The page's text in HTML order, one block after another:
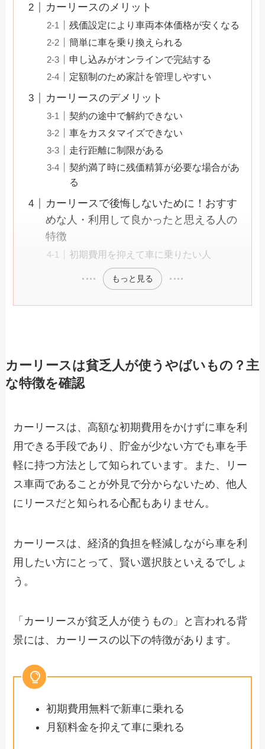
カーリースのメリット
残価設定により車両本体価格が安くなる
簡単に車を乗り換えられる
申し込みがオンラインで完結する
定額制のため家計を管理しやすい
カーリースのデメリット
契約の途中で解約できない
車をカスタマイズできない
走行距離に制限がある
契約満了時に残価精算が必要な場合があ
る
カーリースで後悔しないために！おすす
めな人・利用して良かったと思える人の
特徴
初期費用を抑えて車に乗りたい人
もっと見る
カーリースは貧乏人が使うやばいもの？主
な特徴を確認
カーリースは、高額な初期費用をかけずに車を利
用できる手段であり、貯金が少ない方でも車を手
軽に持つ方法として知られています。また、リー
ス車両であることが外見で分からないため、他人
にリースだと知られる心配もありません。
カーリースは、経済的負担を軽減しながら車を利
用したい方にとって、賢い選択肢といえるでしょ
う。
「カーリースが貧乏人が使うもの」と言われる背
景には、カーリースの以下の特徴があります。
初期費用無料で新車に乗れる
月額料金を抑えて車に乗れる